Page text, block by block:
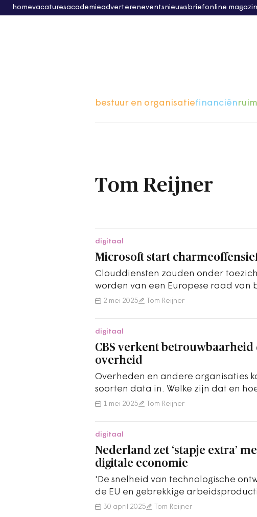
homevacaturesacademieadvertereneventsnieuwsbriefonline
bestuur en organisatiefinanciën
Tom Reijner
digitaal
Microsoft start
Clouddiensten zouden onder
worden van een Europese raad van
laten opereren onder Europees recht.
2 mei 2025 Tom Reijner
digitaal
CBS verkent betrouwbaarheid
overheid
Overheden en andere organisaties
soorten data in. Welke zijn dat en
ze?1 mei 2025 Tom Reijner
digitaal
Nederland zet ‘stapje extra’
digitale economie
'De snelheid van technologische
de EU en gebrekkige
onze kansen onder druk.’
30 april 2025 Tom Reijner